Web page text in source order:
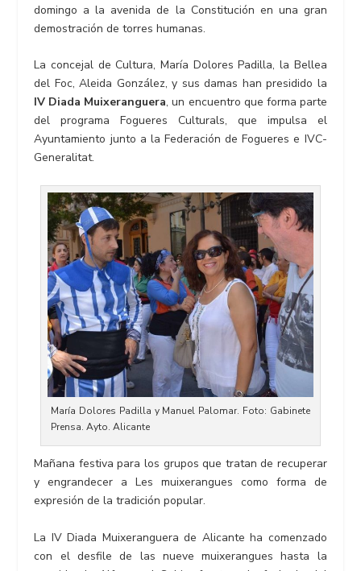
domingo a la avenida de la Constitución en una gran
demostración de torres humanas.
La concejal de Cultura, María Dolores Padilla, la Bellea
del Foc, Aleida González, y sus damas han presidido la
IV Diada Muixeranguera, un encuentro que forma parte
del programa Fogueres Culturals, que impulsa el
Ayuntamiento junto a la Federación de Fogueres e IVC-
Generalitat.
María Dolores Padilla y Manuel Palomar. Foto: Gabinete
Prensa. Ayto. Alicante
Mañana festiva para los grupos que tratan de recuperar
y engrandecer a Les muixerangues como forma de
expresión de la tradición popular.
La IV Diada Muixeranguera de Alicante ha comenzado
con el desfile de las nueve muixerangues hasta la